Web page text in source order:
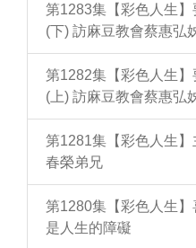
第1283集【彩色人生
(下) 訪麻豆教會蔡惠弘
第1282集【彩色人生
(上) 訪麻豆教會蔡惠弘
第1281集【彩色人生
春榮弟兄
第1280集【彩色人生
是人生的障礙